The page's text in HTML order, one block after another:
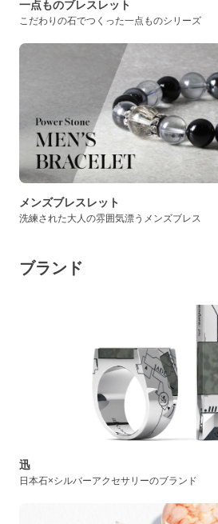
一点ものブレスレット
こだわりの石でつくった一点ものシリーズ
メンズブレスレット
洗練された大人の雰囲気漂うメンズブレス
ブランド
迅
日本石×シルバーアクセサリーのブランド